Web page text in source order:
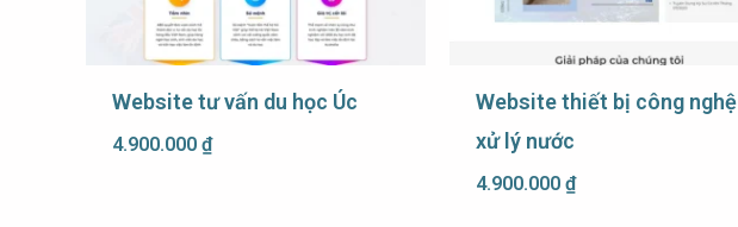
Website tư vấn du học Úc
4.900.000 ₫
Website thiết bị công nghệ
xử lý nước
4.900.000 ₫